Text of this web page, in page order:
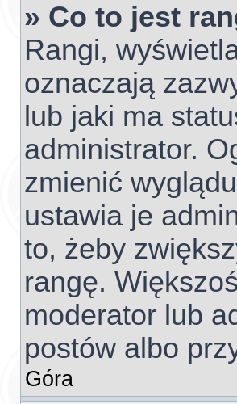
» Co to jest
Rangi,
oznaczają
lub jaki ma
administrator.
zmienić
ustawia je
to, żeby
rangę.
moderator lub
postów albo
Góra